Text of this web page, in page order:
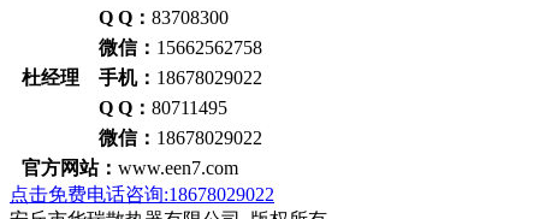
Q Q： 83708300
微信： 15662562758
杜经理 手机： 18678029022
Q Q： 80711495
微信： 18678029022
官方网站： www.een7.com
点击免费电话咨询:18678029022